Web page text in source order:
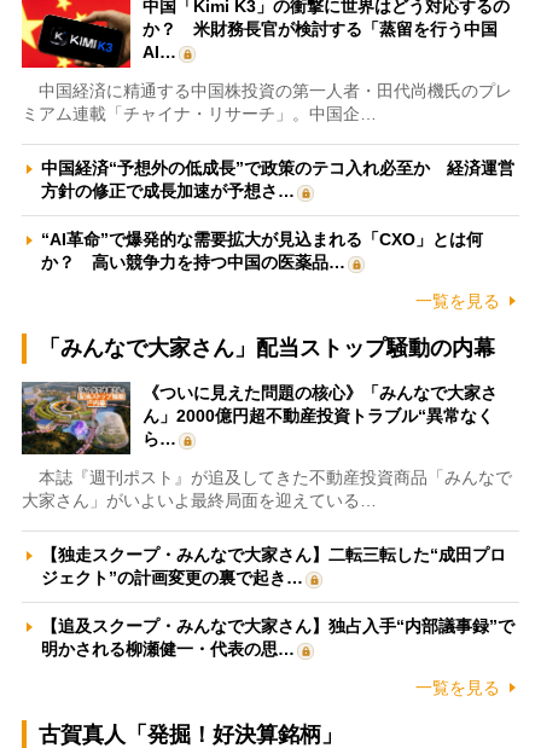
中国「Kimi K3」の衝撃に世界はどう対応するの
か？ 米財務長官が検討する「蒸留を行う中国
AI…
中国経済に精通する中国株投資の第一人者・田代尚機氏のプレ
ミアム連載「チャイナ・リサーチ」。中国企…
中国経済“予想外の低成長”で政策のテコ入れ必至か 経済運営
方針の修正で成長加速が予想さ…
“AI革命”で爆発的な需要拡大が見込まれる「CXO」とは何
か？ 高い競争力を持つ中国の医薬品…
一覧を見る
「みんなで大家さん」配当ストップ騒動の内幕
《ついに見えた問題の核心》「みんなで大家さ
ん」2000億円超不動産投資トラブル“異常なく
ら…
本誌『週刊ポスト』が追及してきた不動産投資商品「みんなで
大家さん」がいよいよ最終局面を迎えている…
【独走スクープ・みんなで大家さん】二転三転した“成田プロ
ジェクト”の計画変更の裏で起き…
【追及スクープ・みんなで大家さん】独占入手“内部議事録”で
明かされる柳瀬健一・代表の思…
一覧を見る
古賀真人「発掘！好決算銘柄」